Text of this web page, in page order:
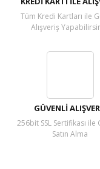
Tüm Kredi Kartları ile
Alışveriş
GÜVENLİ
256bit SSL Sertifikası ile
Satın Alma